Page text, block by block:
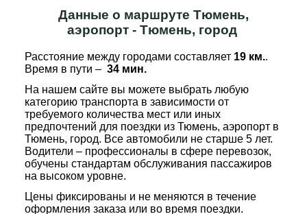
Данные о маршруте Тюмень,
аэропорт - Тюмень, город
Расстояние между городами составляет 19 км..
Время в пути – 34 мин.
На нашем сайте вы можете выбрать любую
категорию транспорта в зависимости от
требуемого количества мест или иных
предпочтений для поездки из Тюмень, аэропорт в
Тюмень, город. Все автомобили не старше 5 лет.
Водители – профессионалы в сфере перевозок,
обучены стандартам обслуживания пассажиров
на высоком уровне.
Цены фиксированы и не меняются в течение
оформления заказа или во время поездки.